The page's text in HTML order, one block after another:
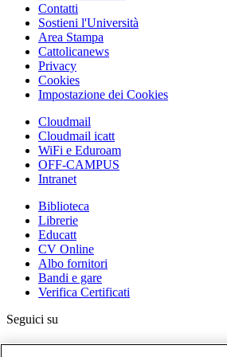
Contatti
Sostieni l'Università
Area Stampa
Cattolicanews
Privacy
Cookies
Impostazione dei Cookies
Cloudmail
Cloudmail icatt
WiFi e Eduroam
OFF-CAMPUS
Intranet
Biblioteca
Librerie
Educatt
CV Online
Albo fornitori
Bandi e gare
Verifica Certificati
Seguici su